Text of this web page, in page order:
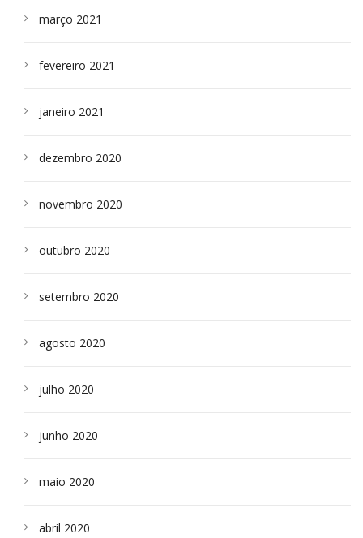
março 2021
fevereiro 2021
janeiro 2021
dezembro 2020
novembro 2020
outubro 2020
setembro 2020
agosto 2020
julho 2020
junho 2020
maio 2020
abril 2020